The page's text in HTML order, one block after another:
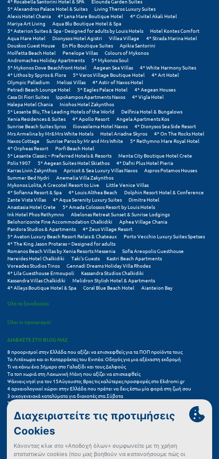
Παράλιο Άστρος
Πάργα
Παρνασσός
Πάρος
Πάτμος
Πάτρα
Παύλιανη
Πειραιάς
Πελοπόννησος
Πήλιο
Πιερία
Πλαταμώνας
Πλύτρα Λακωνίας
Πόρος
Πόρτο Χέλι
Πρέβεζα
Πύλος
Πύργος
Ρ
Ρέθυμνο
Ρίο
Ρόδος
Σαλαμίνα
5* Alexandros Palace Hotel & Suites
Living Theros Luxury Suites
Alexis Hotel Chania
4* Lena Mare Boutique Hotel
4* Civitel Akali Hotel
Mariya Art Living
Aqua Blu Boutique Hotel & Spa
5* Asterion Suites & Spa - Designed for adults by Louis Hotels
Hotel Kontes Comfort
Aqua Mare Hotel
Dionysos Hotel Agistri Villea Village
4* Strada Marina Hotel
Douskos Guest House
En Plo Boutique Suites
Apikia Santorini
Molfetta Beach Hotel
Penelope Villas
Colours of Mykonos
Andromaches Holiday Apartments
5* Mykonos Soul
5* Mykonos Dove Beachfront Hotel
Aegean Sea Villas
4* White Harmony Suites
4* Lithos by Spyros & Flora
5* Varos Village Boutique Hotel
4* Art Hotel
Olympic Palladium
Melissi Villas
4* Astir of Naxos Hotel
Petradi Beach Lounge Hotel
5* Eagles Palace Hotel
4* Aegean Houses
Casa Di Fiori Suites
Ippokampos Apartments Naxos
4* Vigla Hotel
Halepa Hotel Chania
Iniohos Hotel Zakynthos
5* Lesante Blu, The Leading Hotels of the World
Delfinia Hotel & Bungalows
Xenia Residences & Suites
4* Apollo Resort
Angela Apartments Kos
Sunrise Beach Suites Syros
Iliovasilema Hotel Naxos
4* Dionysos Sea Side Resort
Mrs Armelina by Mr&Mrs White Hotels
Hotel Ariadne Skyros
4* On The Rocks Hotel
Naxos Cottage
Sunrise Paros by Mr and Mrs White
5* Rethymno Mare Royal Hotel
4* Orpheas Resort
Porfi Beach Hotel
5* Lesante Classic – Preferred Hotels & Resorts
Menta City Boutique Hotel Crete
Polis 1907
5* Aegean Suites Hotel Skiathos
4* Dafni Plus Hotel Pieria
Karras Livin Zakynthos
Apricot & Sea Luxury Villas Naxos
Aspros Potamos Houses
Summer Bed Nydri
Anemelia Villa Zakynthos
Mykonos Lolita, A Grecotel Resort to Live
Little Venice Villas
4* Sofianna Resort & Spa
4* Louis Althea Beach
Dolphin Resort Hotel & Conference
Zante Vista Villas
4* Aqua Serenity Luxury Suites
Dimitra Hotel
Anastasia Hotel Crete
5* Amada Colossos Resort by Louis Hotels
Ink Hotel Phos Rethymno
Abelonas Retreat Sunset & Sunrise Lodgings
Belohorizonte Fine Accommodation Chalkidiki
Aphea Village Chania
Pandora Studios & Apartments
4* Zeus Village Resort
5* Avaton Luxury Beach Resort Relais & Chateaux
Porto Vecchio Luxury Suites Spetses
4* The King Jason Protaras – Designed for adults
Romanos Beach Villas by Xenia Resorts Messenia
Sofia Areopolis Guesthouse
Nereides Hotel Chalkidiki
Taki's Guests
Kastri Beach Apartments
Voreades Studios Tinos
Gennadi Dreams Holiday Villa Rhodes
4* Lila Guesthouse Ermoupoli
Kassandra Studios Chalkidiki
Kassandra Villas Chalkidiki
Melidron Stylish Hotel & Apartments
4* Alleys Boutique Hotel & Spa
Coral Blue Beach Hotel Aianteion Bay
Όλα τα ξενοδοχεία
Όλοι οι προορισμοί
ΔΙΑΒΑΣΤΕ ΣΤΟ BLOG ΜΑΣ
8 προορισμοί στην Ελλάδα που αξίζει να επισκεφθείς για τα ΠΟΠ προϊόντα τους
Το Λιτόχωρο και οι Καταρράκτες του Ενιπέα: Οδηγός για μια αξέχαστη εκδρομή
Τι να κάνω ένα 3ήμερο στο Γαλαξίδι και τους Δελφούς
Τα τοπ χωριά στη Λακωνική Μάνη που αξίζει να επισκεφθείς
Ψάχνεις νησί για τον 15Αύγουστο; Βρες τις καλύτερες προσφορές στο Ekdromi.gr
4 αρχαιολογικοί χώροι στην Ελλάδα που πρέπει να δεις έστω μία φορά στη ζωή σου
3 οικογενειακά καταλύματα για διακοπές στα Σύβοτα
Τα 11 καλύτερα καλοκαιρινά resorts στην Ελλάδα
7 μικρά ελληνικά νησιά για αξέχαστες καλοκαιρινές διακοπές
5+1 ινσταγκραμικές παραλίες στην Ελλάδα που αξίζουν μια θέση στο feed σου
Συχνές Ερωτήσεις (FAQs) για Ξενοδοχεία